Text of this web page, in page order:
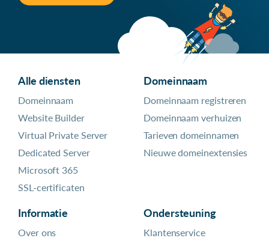
Alle diensten
Domeinnaam
Website Builder
Virtual Private Server
Dedicated Server
Microsoft 365
SSL-certificaten
Domeinnaam
Domeinnaam registreren
Domeinnaam verhuizen
Tarieven domeinnamen
Nieuwe domeinextensies
Informatie
Over ons
Ondersteuning
Klantenservice